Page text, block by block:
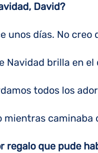
David?
unos días. No
Navidad brilla en
todos los
mientras
regalo que pude